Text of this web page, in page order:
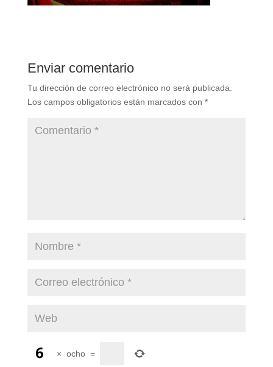
Enviar comentario
Tu dirección de correo electrónico no será publicada.
Los campos obligatorios están marcados con *
× ocho =